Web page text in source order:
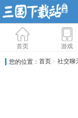
首页 游戏
您的位置： 首页 > 社交聊